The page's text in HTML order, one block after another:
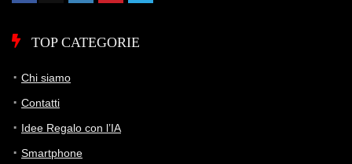
TOP CATEGORIE
Chi siamo
Contatti
Idee Regalo con l’IA
Smartphone